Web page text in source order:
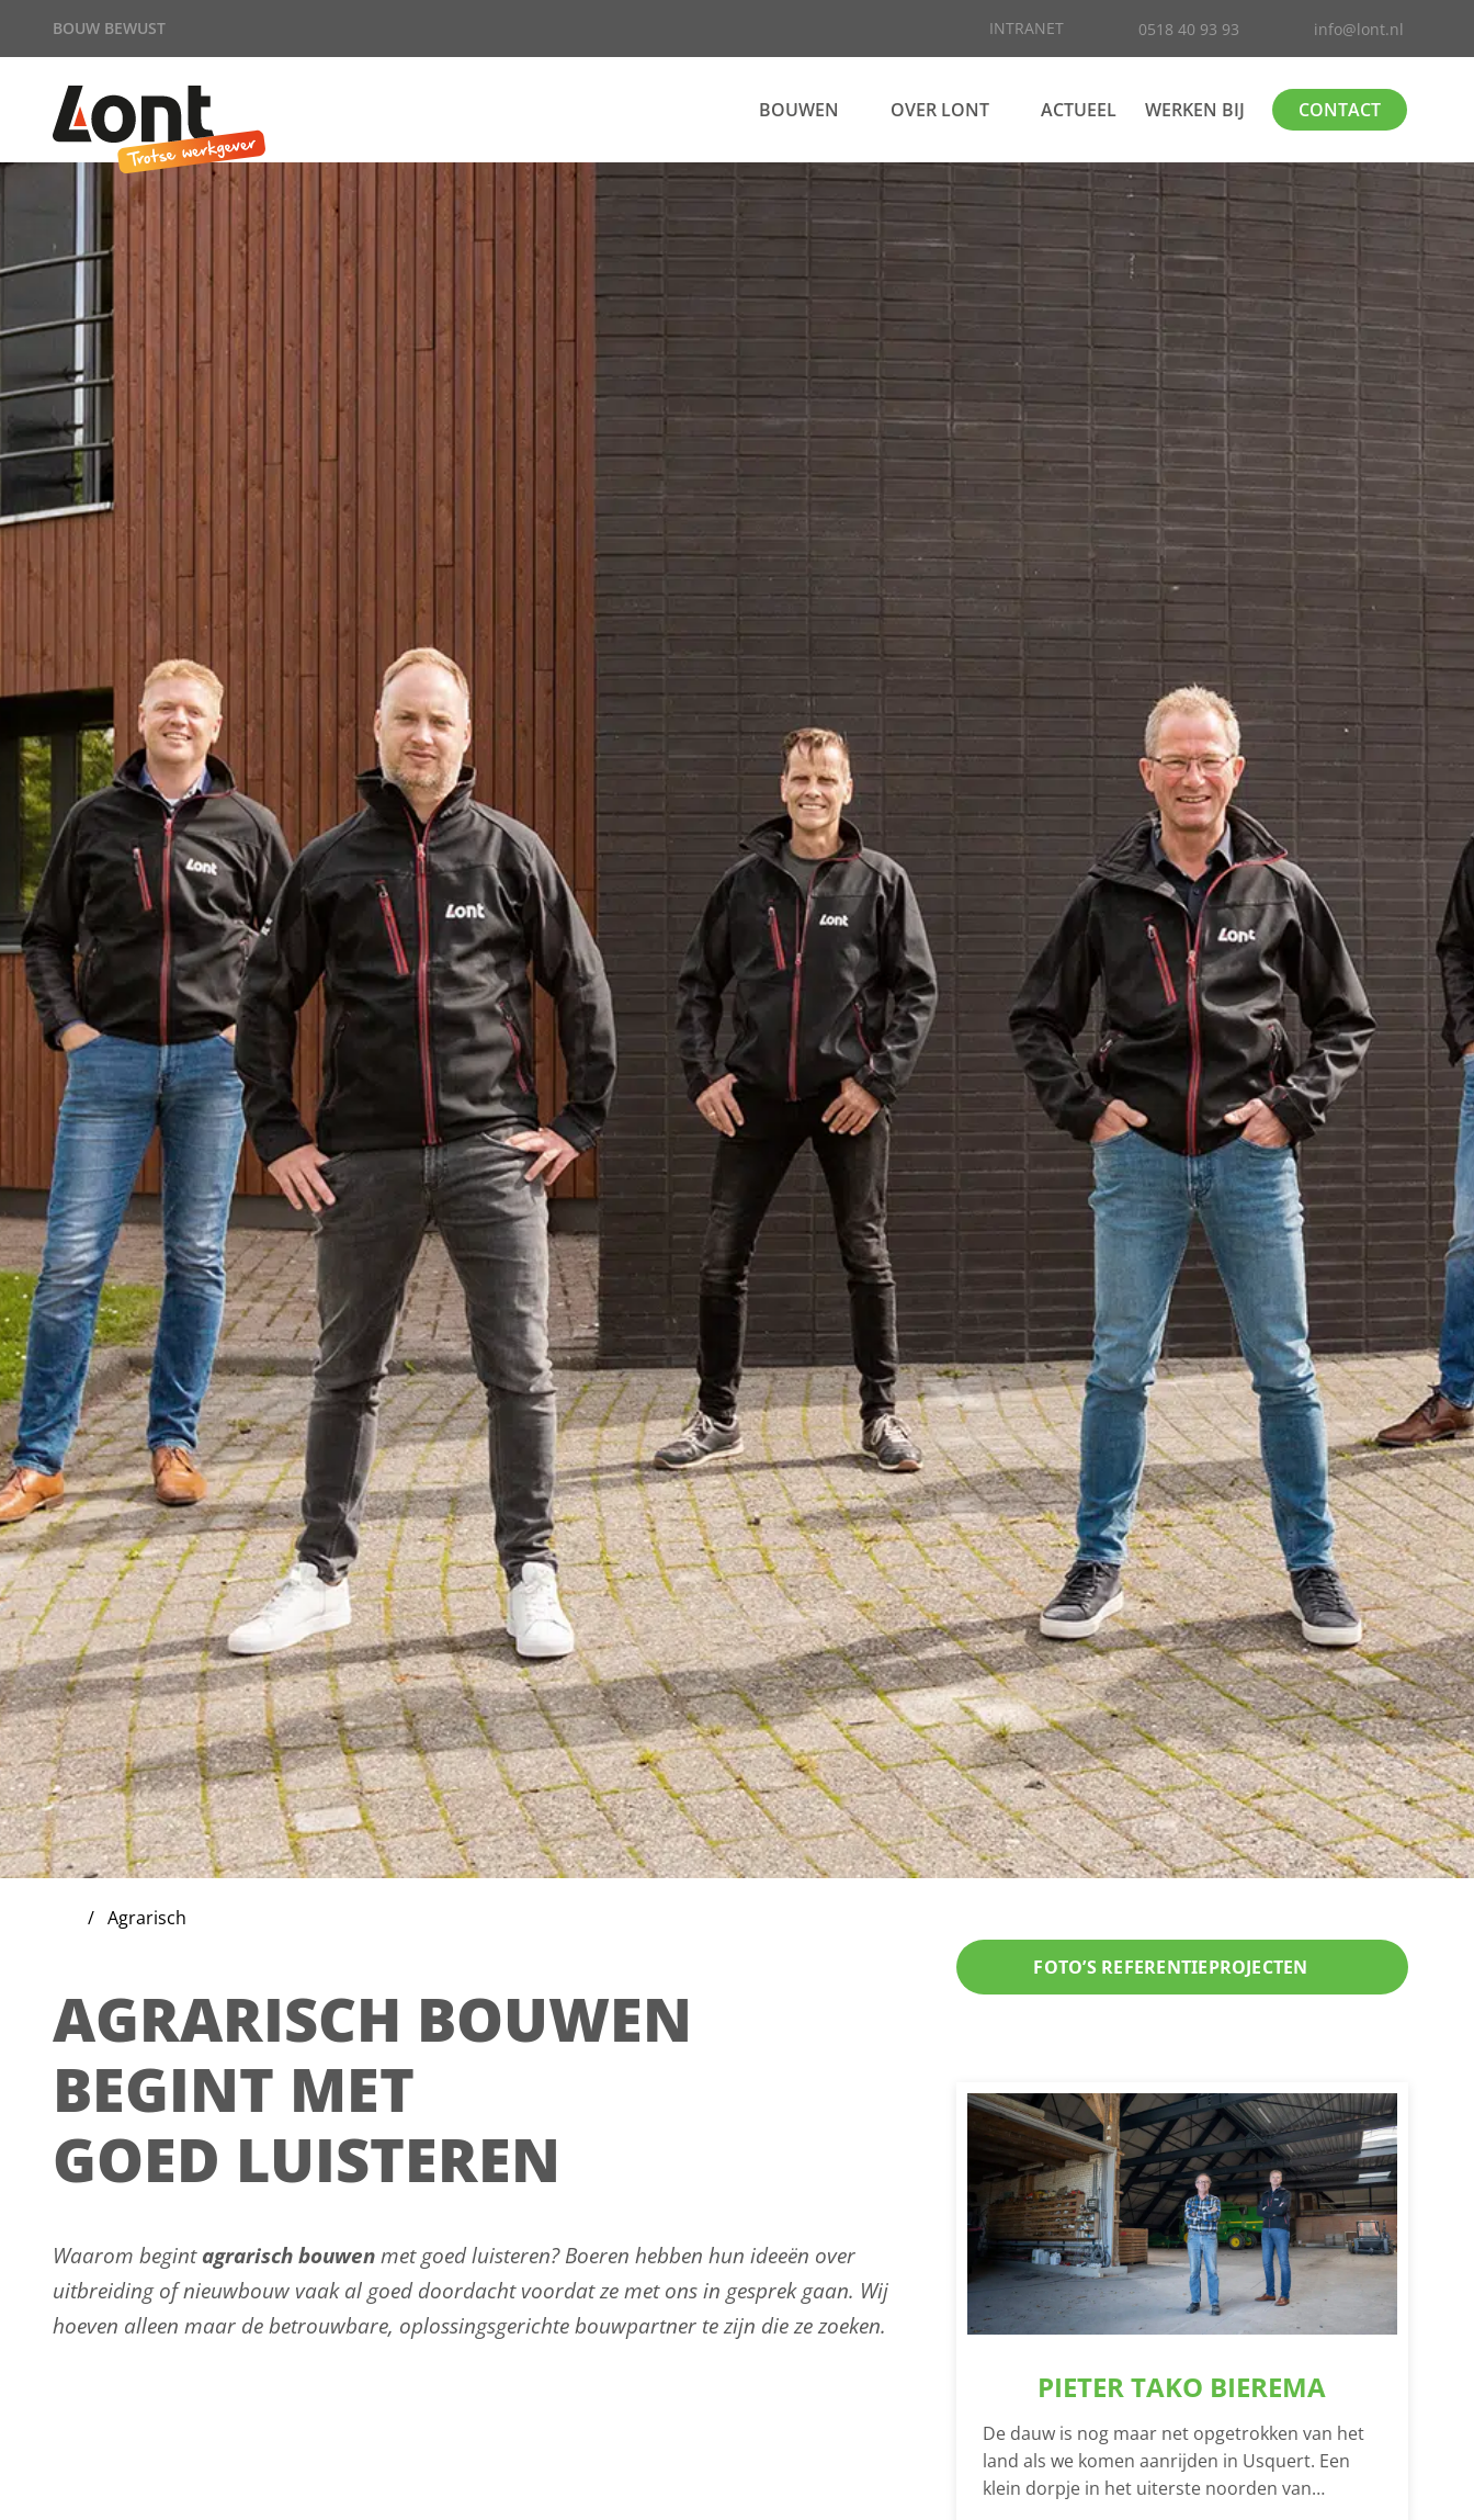
BOUW BEWUST INTRANET 0518 40 93 93 info@lont.nl
BOUWEN OVER LONT ACTUEEL WERKEN BIJ CONTACT
Agrarisch
AGRARISCH BOUWEN
BEGINT MET
GOED LUISTEREN
Waarom begintagrarisch bouwenmet goed luisteren? Boeren hebben hun ideeën over
uitbreiding of nieuwbouw vaak al goed doordacht voordat ze met ons in gesprek gaan. Wij
hoeven alleen maar de betrouwbare, oplossingsgerichte bouwpartner te zijn die ze zoeken.
FOTO’S REFERENTIEPROJECTEN
PIETER TAKO BIEREMA
De dauw is nog maar net opgetrokken van het
land als we komen aanrijden in Usquert. Een
klein dorpje in het uiterste noorden van